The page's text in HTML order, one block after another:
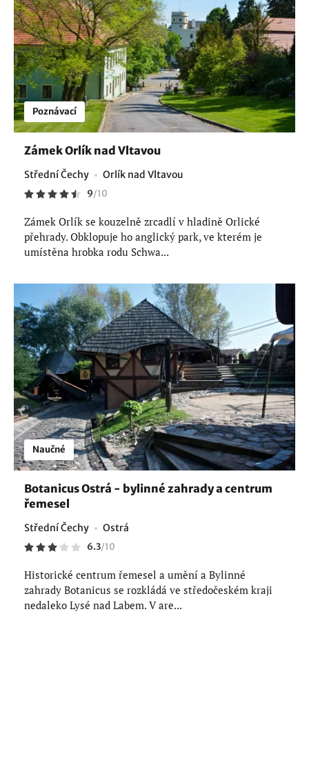
Poznávací
Zámek Orlík nad Vltavou
Střední Čechy Orlík nad Vltavou
9/10
Zámek Orlík se kouzelně zrcadlí v hladině Orlické
přehrady. Obklopuje ho anglický park, ve kterém je
umístěna hrobka rodu Schwa...
Naučné
Botanicus Ostrá - bylinné zahrady a centrum
řemesel
Střední Čechy Ostrá
6.3/10
Historické centrum řemesel a umění a Bylinné
zahrady Botanicus se rozkládá ve středočeském kraji
nedaleko Lysé nad Labem. V are...